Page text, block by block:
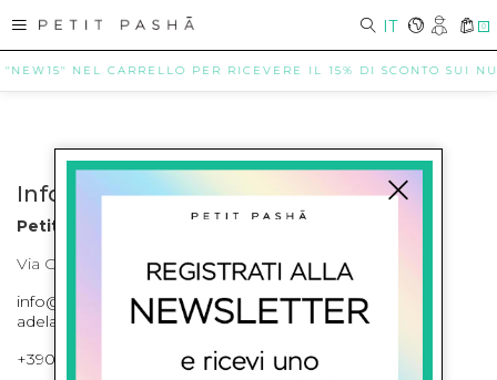
IT 0
NEL CARRELLO PER RICEVERE IL 15% DI SCONTO SUI
Info contatti
Petit Pasha
Via Cilea, 255 Napoli Corso Umberto I 301 Napoli
info@petitpasha.com, petitpasha@hotmail.it,
adelaide.petitpasha@hotmail.com
+39081643421 , +390812351280